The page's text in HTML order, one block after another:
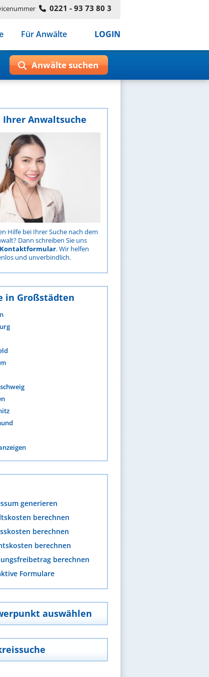
0221 - 93 73 80 3
Für Anwälte LOGIN
Ihrer Anwaltsuche
Hilfe bei Ihrer Suche nach dem
Dann schreiben Sie uns
Kontaktformular. Wir helfen
und unverbindlich.
in Großstädten
generieren
berechnen
berechnen
berechnen
berechnen
Formulare
auswählen